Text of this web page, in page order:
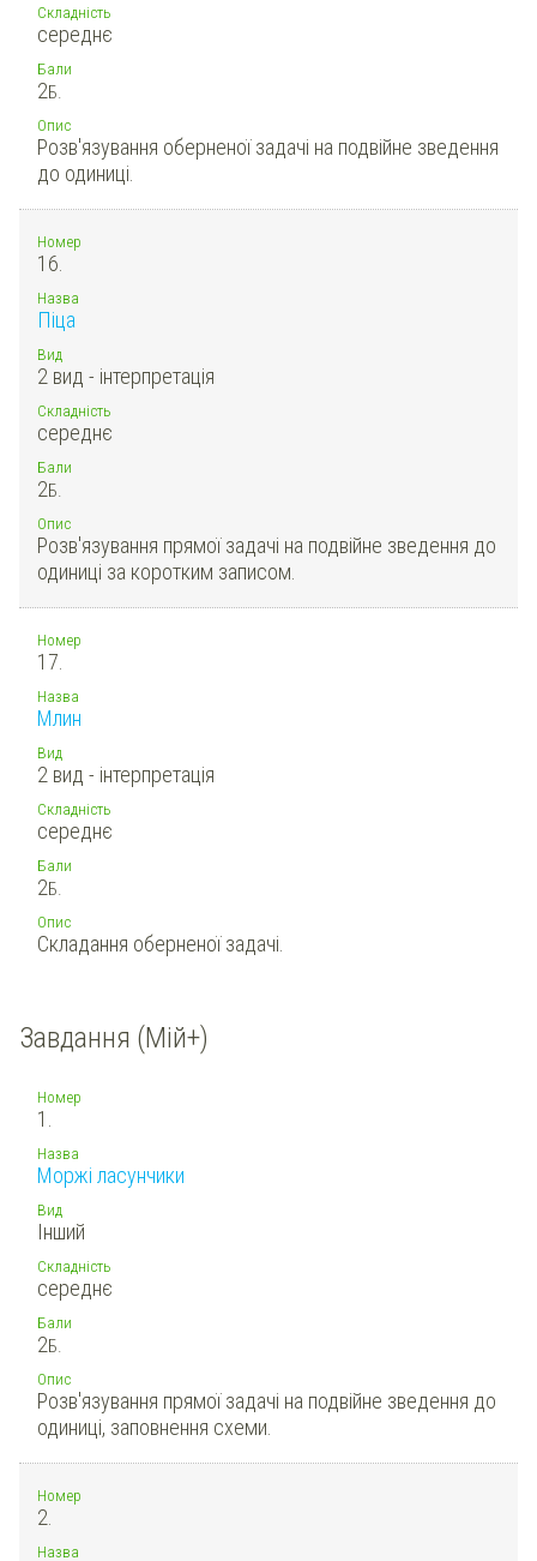
Складність
середнє
Бали
2Б.
Опис
Розв'язування оберненої задачі на подвійне зведення
до одиниці.
Номер
16.
Назва
Піца
Вид
2 вид - інтерпретація
Складність
середнє
Бали
2Б.
Опис
Розв'язування прямої задачі на подвійне зведення до
одиниці за коротким записом.
Номер
17.
Назва
Млин
Вид
2 вид - інтерпретація
Складність
середнє
Бали
2Б.
Опис
Складання оберненої задачі.
Завдання (Мій+)
Номер
1.
Назва
Моржі ласунчики
Вид
Інший
Складність
середнє
Бали
2Б.
Опис
Розв'язування прямої задачі на подвійне зведення до
одиниці, заповнення схеми.
Номер
2.
Назва